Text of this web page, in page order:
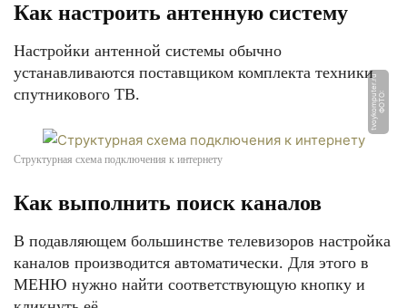
Как настроить антенную систему
Настройки антенной системы обычно
устанавливаются поставщиком комплекта техники
спутникового ТВ.
Ф
О
Т
О:
t
v
o
y
k
o
m
p
u
t
e
r.
r
u
Структурная схема подключения к интернету
Как выполнить поиск каналов
В подавляющем большинстве телевизоров настройка
каналов производится автоматически. Для этого в
МЕНЮ нужно найти соответствующую кнопку и